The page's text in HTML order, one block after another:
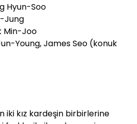
Hyun-Soo
Jung
Min-Joo
Young, James Seo (konuk
iki kız kardeşin birbirlerine